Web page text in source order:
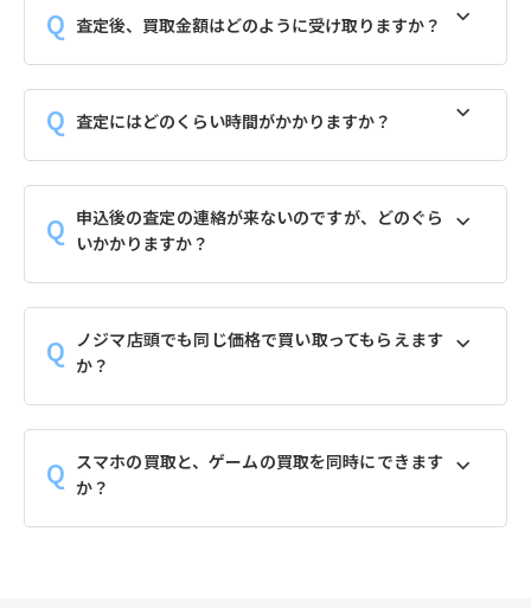
査定後、買取金額はどのように受け取りますか？
査定にはどのくらい時間がかかりますか？
申込後の査定の連絡が来ないのですが、どのぐら
いかかりますか？
ノジマ店頭でも同じ価格で買い取ってもらえます
か？
スマホの買取と、ゲームの買取を同時にできます
か？